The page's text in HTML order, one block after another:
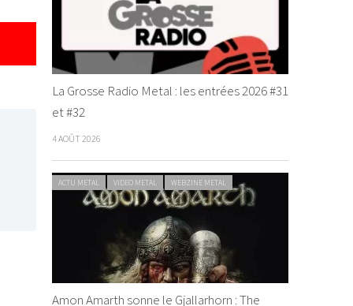
La Grosse Radio Metal : les entrées 2026 #31
et #32
4 AOÛT 2026
ACTU METAL VIDEO METAL WEBZINE METAL
Amon Amarth sonne le Gjallarhorn : The